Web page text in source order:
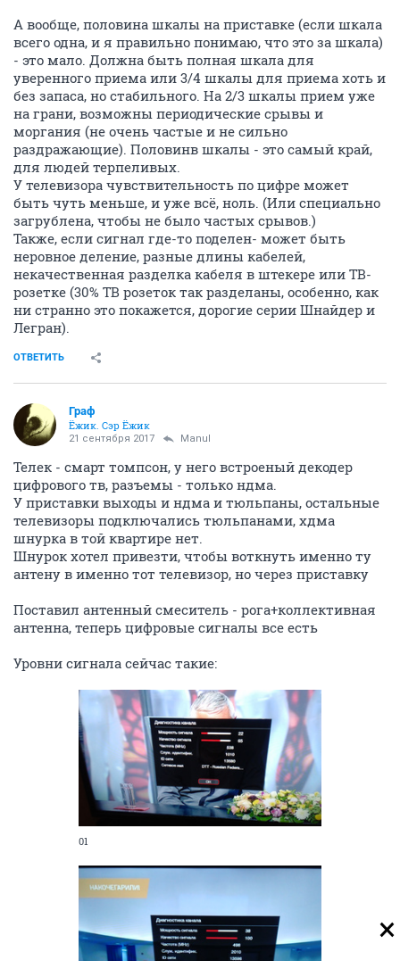
А вообще, половина шкалы на приставке (если шкала
всего одна, и я правильно понимаю, что это за шкала)
- это мало. Должна быть полная шкала для
уверенного приема или 3/4 шкалы для приема хоть и
без запаса, но стабильного. На 2/3 шкалы прием уже
на грани, возможны периодические срывы и
моргания (не очень частые и не сильно
раздражающие). Половинв шкалы - это самый край,
для людей терпеливых.
У телевизора чувствительность по цифре может
быть чуть меньше, и уже всё, ноль. (Или специально
загрублена, чтобы не было частых срывов.)
Также, если сигнал где-то поделен- может быть
неровное деление, разные длины кабелей,
некачественная разделка кабеля в штекере или ТВ-
розетке (30% ТВ розеток так разделаны, особенно, как
ни странно это покажется, дорогие серии Шнайдер и
Легран).
ОТВЕТИТЬ
Граф
Ёжик. Сэр Ёжик
21 сентября 2017 Manul
Телек - смарт томпсон, у него встроеный декодер
цифрового тв, разъемы - только ндма.
У приставки выходы и ндма и тюльпаны, остальные
телевизоры подключались тюльпанами, хдма
шнурка в той квартире нет.
Шнурок хотел привезти, чтобы воткнуть именно ту
антену в именно тот телевизор, но через приставку
Поставил антенный смеситель - рога+коллективная
антенна, теперь цифровые сигналы все есть
Уровни сигнала сейчас такие:
01